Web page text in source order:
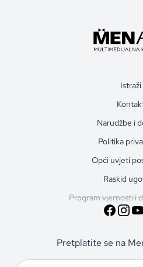
Istraži
Narudžbe i
Politika
Opći uvjeti
Raskid
Program vjernosti i
Pretplatite se na